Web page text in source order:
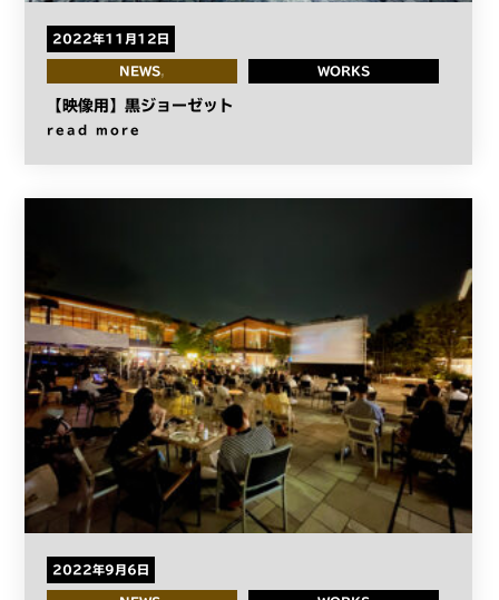
2022年11月12日
NEWS WORKS
【映像用】黒ジョーゼット
read more
2022年9月6日